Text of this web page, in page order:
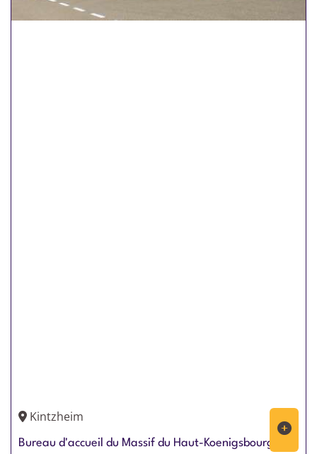
Kintzheim
Bureau d'accueil du Massif du Haut-Koenigsbourg -